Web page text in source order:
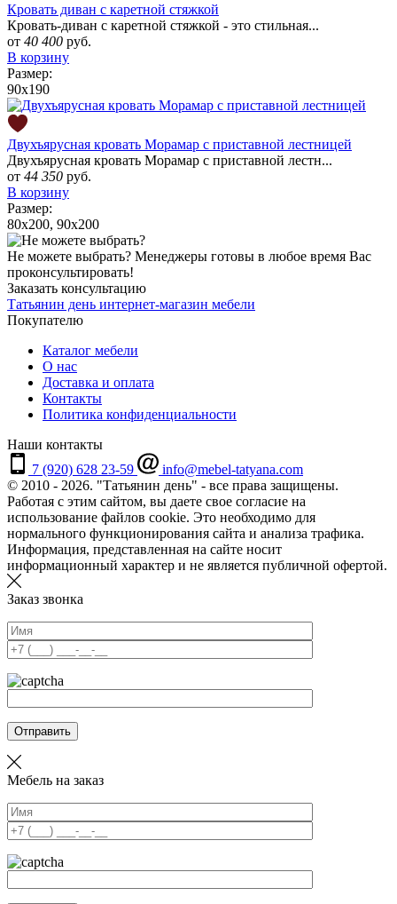
Кровать диван с каретной стяжкой
Кровать-диван с каретной стяжкой - это стильная...
от 40 400 руб.
В корзину
Размер:
90x190
Двухъярусная кровать Морамар с приставной лестницей
Двухъярусная кровать Морамар с приставной лестн...
от 44 350 руб.
В корзину
Размер:
80x200, 90x200
Не можете выбрать? Менеджеры готовы в любое время Вас
проконсультировать!
Заказать консультацию
Татьянин день интернет-магазин мебели
Покупателю
Каталог мебели
О нас
Доставка и оплата
Контакты
Политика конфиденциальности
Наши контакты
7 (920) 628 23-59
info@mebel-tatyana.com
© 2010 - 2026. "Татьянин день" - все права защищены.
Работая с этим сайтом, вы даете свое согласие на
использование файлов cookie. Это необходимо для
нормального функционирования сайта и анализа трафика.
Информация, представленная на сайте носит
информационный характер и не является публичной офертой.
Заказ звонка
Отправить
Мебель на заказ